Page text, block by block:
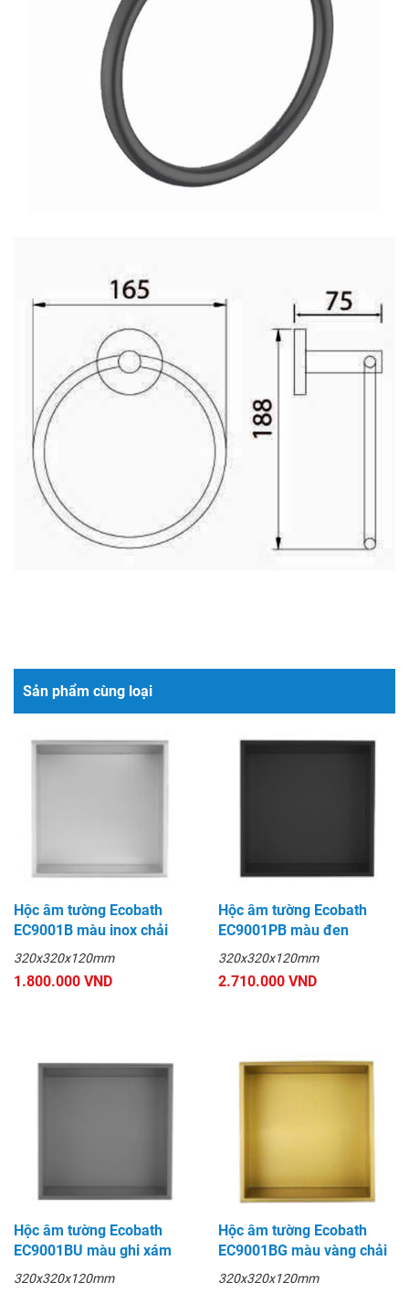
Sản phẩm cùng loại
Hộc âm tường Ecobath
EC9001B màu inox chải
320x320x120mm
1.800.000 VND
Hộc âm tường Ecobath
EC9001PB màu đen
320x320x120mm
2.710.000 VND
Hộc âm tường Ecobath
EC9001BU màu ghi xám
320x320x120mm
Hộc âm tường Ecobath
EC9001BG màu vàng chải
320x320x120mm